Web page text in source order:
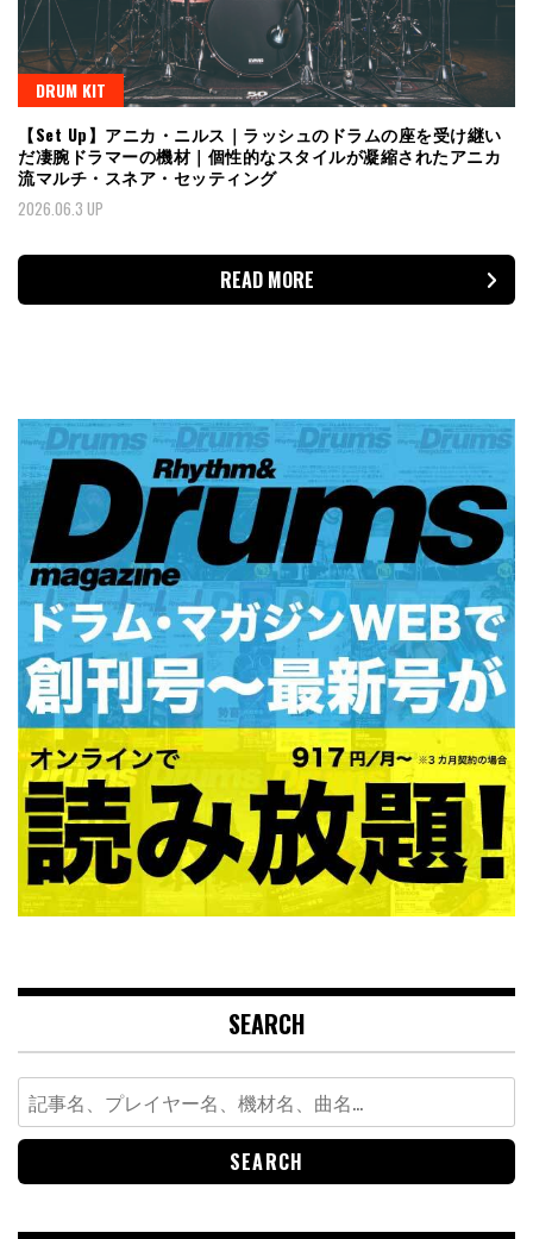
DRUM KIT
【Set Up】アニカ・ニルス｜ラッシュのドラムの座を受け継い
だ凄腕ドラマーの機材｜個性的なスタイルが凝縮されたアニカ
流マルチ・スネア・セッティング
2026.06.3 UP
READ MORE
SEARCH
Search
for: